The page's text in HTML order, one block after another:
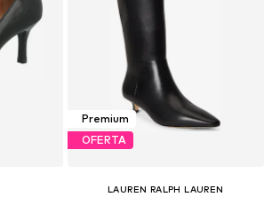
Premium
OFERTA
LAUREN RALPH LAUREN